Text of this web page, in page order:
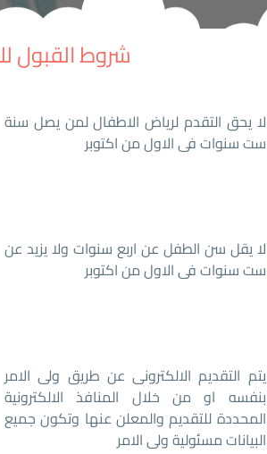
شروط القبول
لا يحق التقدم لرياض الاطفال لمن يصل سنة
ست سنوات فى الاول من اكتوبر
لا يقل سن الطفل عن اربع سنوات ولا يزيد عن
ست سنوات فى الاول من اكتوبر
يتم التقديم الالكترونى عن طريق ولى الامر
بنفسه او من خلال المنافذ الالكترونية
المحددة للتقديم والمعلن عنها وتكون جميع
البيانات مسئولية ولى الامر